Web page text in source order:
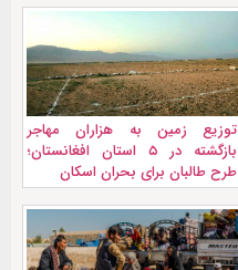
توزیع زمین به هزاران مهاجر
بازگشته در ۵ استان افغانستان؛
طرح طالبان برای بحران اسکان